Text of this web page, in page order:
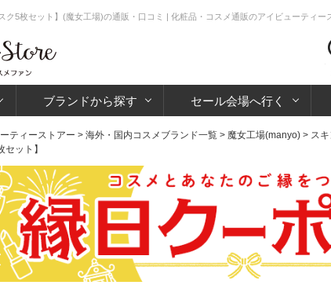
ク5枚セット】(魔女工場)の通販・口コミ | 化粧品・コスメ通販のアイビューティー
ブランドから探す セール会場へ行く
ティーストアー > 海外・国内コスメブランド一覧 > 魔女工場(manyo) > ス
ット】